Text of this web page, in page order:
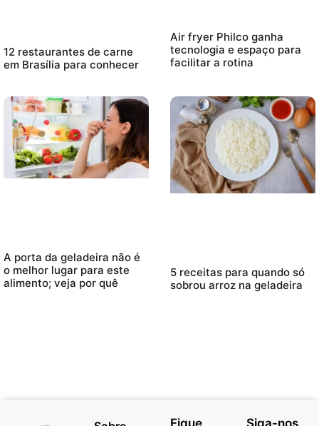
12 restaurantes de carne
em Brasília para conhecer
Air fryer Philco ganha
tecnologia e espaço para
facilitar a rotina
A porta da geladeira não é
o melhor lugar para este
alimento; veja por quê
5 receitas para quando só
sobrou arroz na geladeira
Fique
Siga-nos